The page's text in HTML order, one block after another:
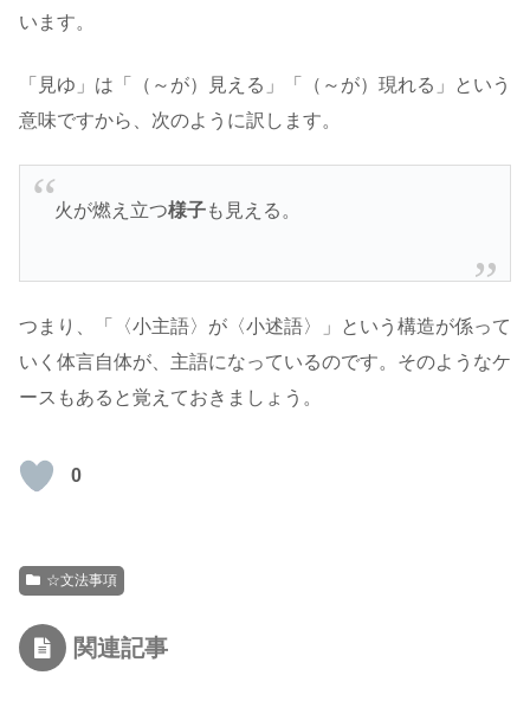
います。
「見ゆ」は「（～が）見える」「（～が）現れる」という
意味ですから、次のように訳します。
火が燃え立つ様子も見える。
つまり、「〈小主語〉が〈小述語〉」という構造が係って
いく体言自体が、主語になっているのです。そのようなケ
ースもあると覚えておきましょう。
0
☆文法事項
関連記事